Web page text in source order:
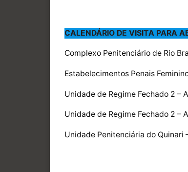
CALENDÁRIO DE VISITA PARA
Complexo Penitenciário de Rio
Estabelecimentos Penais
Unidade de Regime Fechado 2 –
Unidade de Regime Fechado 2 –
Unidade Penitenciária do Quinari